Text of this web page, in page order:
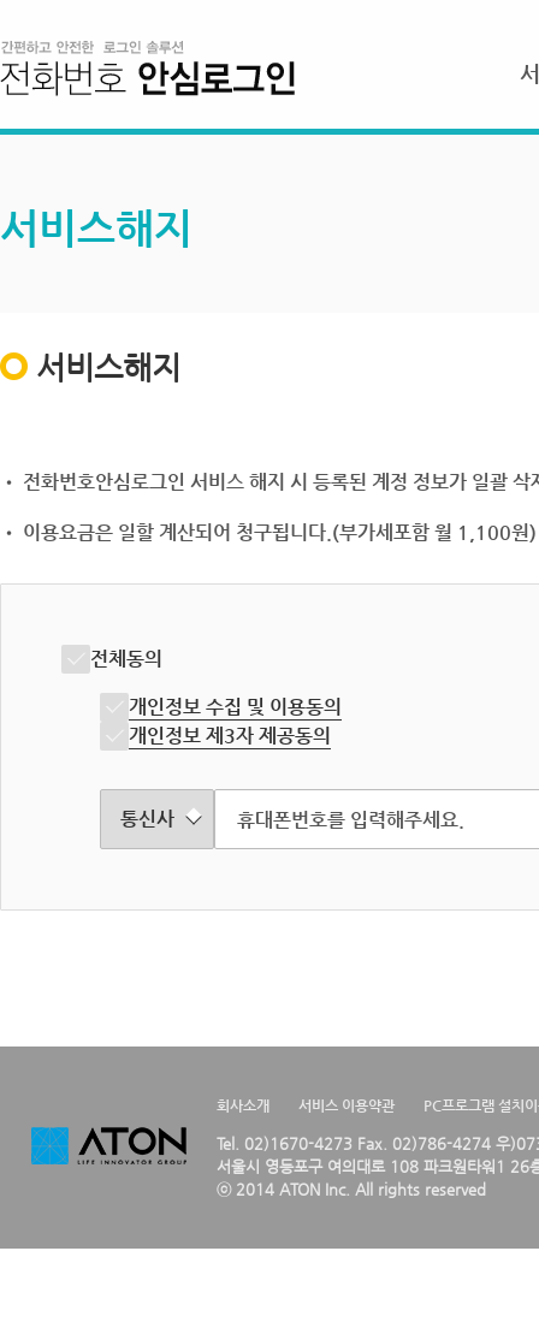
서비스해지
서비스해지
• 전화번호안심로그인 서비스 해지 시 등록된 계정 정보가 일괄
• 이용요금은 일할 계산되어 청구됩니다.(부가세포함 월 1,100원)
전체동의
개인정보 수집 및 이용동의
개인정보 제3자 제공동의
회사소개 서비스 이용약관 PC프로그램 설치
Tel. 02)1670-4273 Fax. 02)786-4274 우
서울시 영등포구 여의대로 108 파크원타워1 26
ⓒ 2014 ATON Inc. All rights reserved